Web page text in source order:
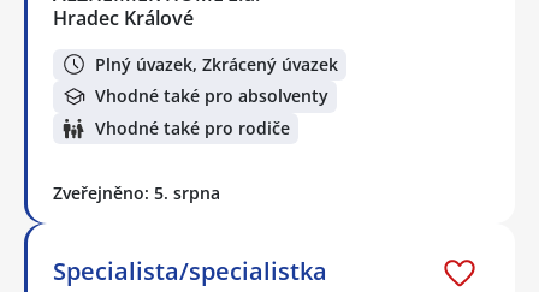
Hradec Králové
Plný úvazek, Zkrácený úvazek
Vhodné také pro absolventy
Vhodné také pro rodiče
Zveřejněno: 5. srpna
Specialista/specialistka